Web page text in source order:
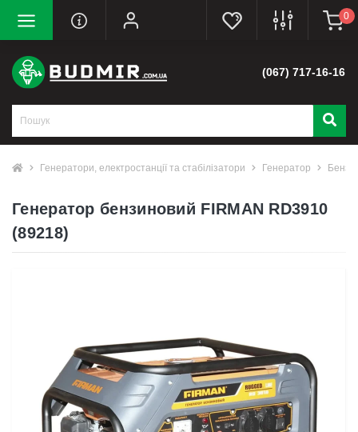
0
(067) 717-16-16
Генератори, електростанції та стабілізатори Генератор
Генератор бензиновий FIRMAN RD3910
(89218)